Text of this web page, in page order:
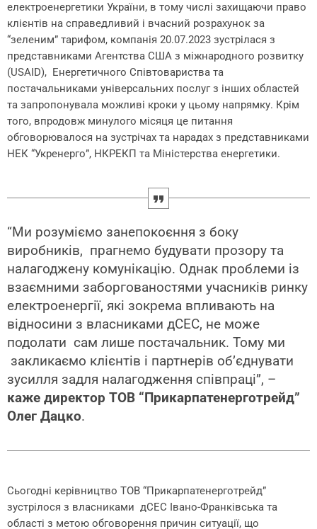
електроенергетики України, в тому числі захищаючи право
клієнтів на справедливий і вчасний розрахунок за
“зеленим” тарифом, компанія 20.07.2023 зустрілася з
представниками Агентства США з міжнародного розвитку
(USAID), Енергетичного Співтовариства та
постачальниками універсальних послуг з інших областей
та запропонувала можливі кроки у цьому напрямку. Крім
того, впродовж минулого місяця це питання
обговорювалося на зустрічах та нарадах з представниками
НЕК “Укренерго”, НКРЕКП та Міністерства енергетики.
“Ми розуміємо занепокоєння з боку
виробників, прагнемо будувати прозору та
налагоджену комунікацію. Однак проблеми із
взаємними заборгованостями учасників ринку
електроенергії, які зокрема впливають на
відносини з власниками дСЕС, не може
подолати сам лише постачальник. Тому ми
закликаємо клієнтів і партнерів об’єднувати
зусилля задля налагодження співпраці”, –
каже директор ТОВ “Прикарпатенерготрейд”
Олег Дацко.
Сьогодні керівництво ТОВ “Прикарпатенерготрейд”
зустрілося з власниками дСЕС Івано-Франківська та
області з метою обговорення причин ситуації, що